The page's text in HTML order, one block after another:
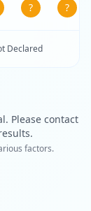
? ?
Declared
Please contact
factors.